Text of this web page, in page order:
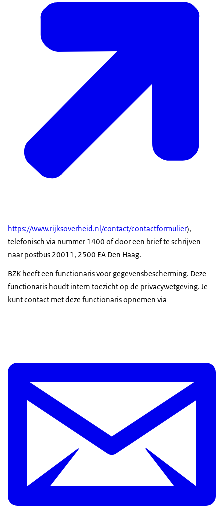
https://www.rijksoverheid.nl/contact/contactformulier),
telefonisch via nummer 1400 of door een brief te schrijven
naar postbus 20011, 2500 EA Den Haag.
BZK heeft een functionaris voor gegevensbescherming. Deze
functionaris houdt intern toezicht op de privacywetgeving. Je
kunt contact met deze functionaris opnemen via